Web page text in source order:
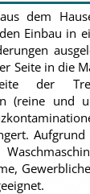
aus dem
Einbau in
Seite in die
der
(reine und
Aufgrund